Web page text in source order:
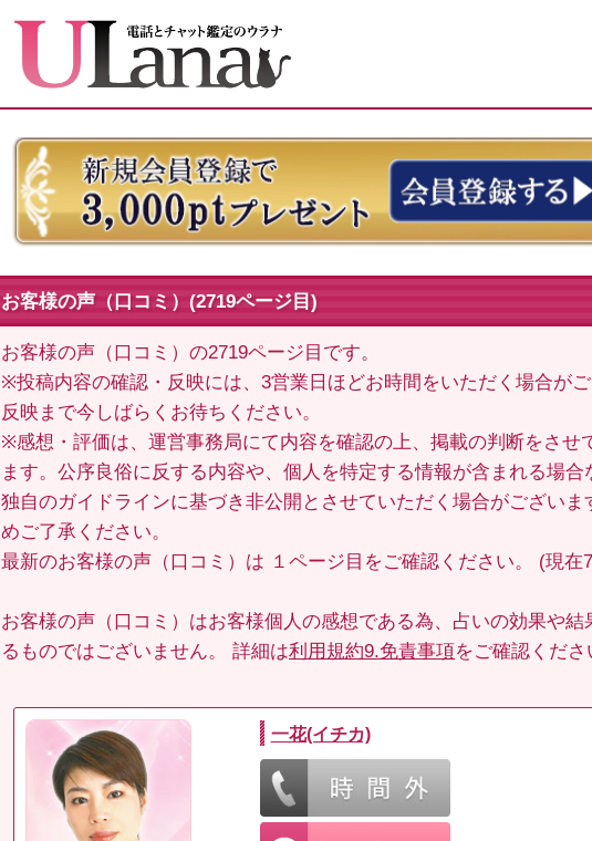
お客様の声（口コミ）(2719ページ目)
お客様の声（口コミ）の2719ページ目です。
※投稿内容の確認・反映には、3営業日ほどお時間をいただく場合が
反映まで今しばらくお待ちください。
※感想・評価は、運営事務局にて内容を確認の上、掲載の判断をさせ
ます。公序良俗に反する内容や、個人を特定する情報が含まれる場合
独自のガイドラインに基づき非公開とさせていただく場合がございま
めご了承ください。
最新のお客様の声（口コミ）は １ページ目 をご確認ください。 (現在
お客様の声（口コミ）はお客様個人の感想である為、占いの効果や結
るものではございません。 詳細は利用規約9.免責事項をご確認くださ
一花(イチカ)